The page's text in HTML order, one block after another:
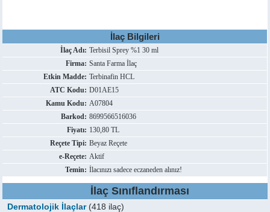
İlaç Bilgileri
İlaç Adı: Terbisil Sprey %1 30 ml
Firma: Santa Farma İlaç
Etkin Madde: Terbinafin HCL
ATC Kodu: D01AE15
Kamu Kodu: A07804
Barkod: 8699566516036
Fiyatı: 130,80 TL
Reçete Tipi: Beyaz Reçete
e-Reçete: Aktif
Temin: İlacınızı sadece eczaneden alınız!
İlaç Sınıflandırması
Dermatolojik İlaçlar(418 ilaç)